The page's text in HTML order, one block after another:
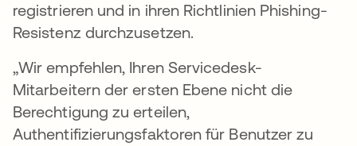
registrieren und in ihren Richtlinien Phishing-
Resistenz durchzusetzen.
„Wir empfehlen, Ihren Servicedesk-
Mitarbeitern der ersten Ebene nicht die
Berechtigung zu erteilen,
Authentifizierungsfaktoren für Benutzer zu